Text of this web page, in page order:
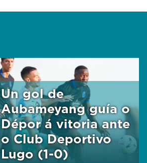
Un gol de
Aubameyang guía o
Dépor á vitoria ante
o Club Deportivo
Lugo (1-0)